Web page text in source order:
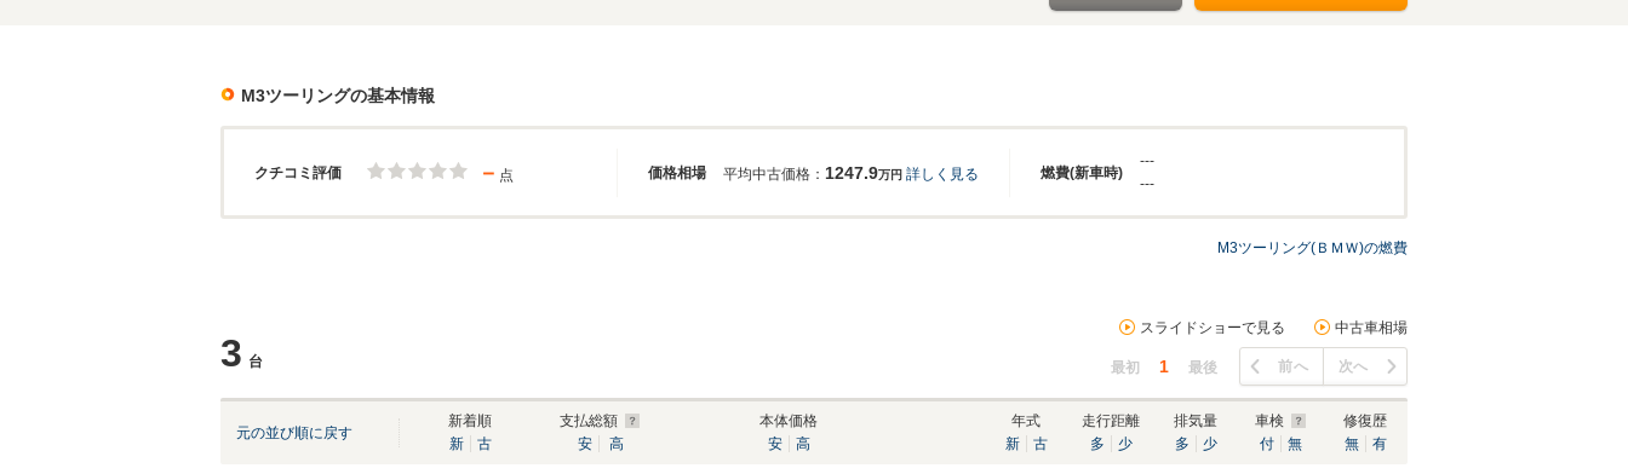
M3ツーリングの基本情報
クチコミ評価 価格相場 燃費(新車時)
－ 点 平均中古価格： 1247.9万円 詳しく見る
---
---
M3ツーリング(ＢＭＷ)の燃費
3 台
スライドショーで見る 中古車相場
最初 1 最後 前へ 次へ
元の並び順に戻す
新着順
新
古
支払総額
安
高
本体価格
安
高
年式
新
古
走行距離
多
少
排気量
多
少
車検
付
無
修復歴
無
有